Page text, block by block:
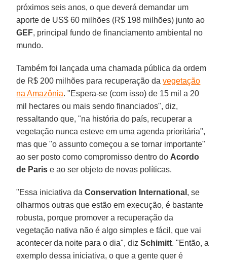
próximos seis anos, o que deverá demandar um
aporte de US$ 60 milhões (R$ 198 milhões) junto ao
GEF, principal fundo de financiamento ambiental no
mundo.
Também foi lançada uma chamada pública da ordem
de R$ 200 milhões para recuperação davegetação
na Amazônia. "Espera-se (com isso) de 15 mil a 20
mil hectares ou mais sendo financiados", diz,
ressaltando que, "na história do país, recuperar a
vegetação nunca esteve em uma agenda prioritária",
mas que "o assunto começou a se tornar importante"
ao ser posto como compromisso dentro do Acordo
de Paris e ao ser objeto de novas políticas.
"Essa iniciativa daConservation International , se
olharmos outras que estão em execução, é bastante
robusta, porque promover a recuperação da
vegetação nativa não é algo simples e fácil, que vai
acontecer da noite para o dia", dizSchimitt. "Então, a
exemplo dessa iniciativa, o que a gente quer é